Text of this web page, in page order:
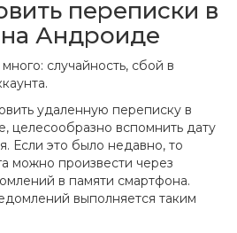
переписки в
Андроиде
случайность, сбой в
удаленную переписку в
целесообразно вспомнить дату
Если это было недавно, то
можно произвести через
в памяти смартфона.
выполняется таким